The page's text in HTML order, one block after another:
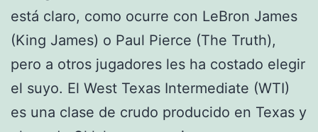
está claro, como ocurre con LeBron James
(King James) o Paul Pierce (The Truth),
pero a otros jugadores les ha costado elegir
el suyo. El West Texas Intermediate (WTI)
es una clase de crudo producido en Texas y